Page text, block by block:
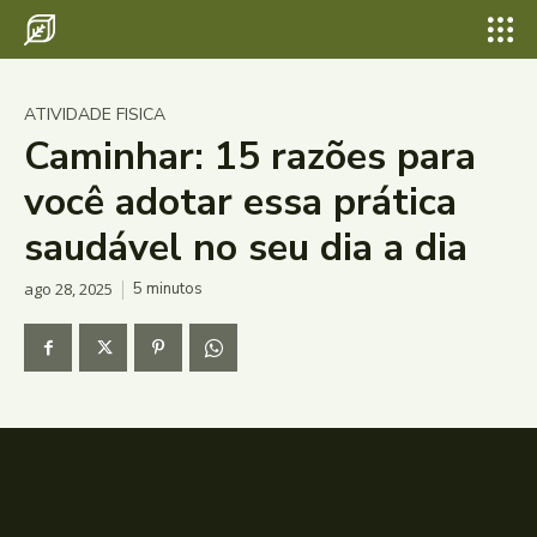
ATIVIDADE FISICA
Caminhar: 15 razões para
você adotar essa prática
saudável no seu dia a dia
ago 28, 2025 5 minutos